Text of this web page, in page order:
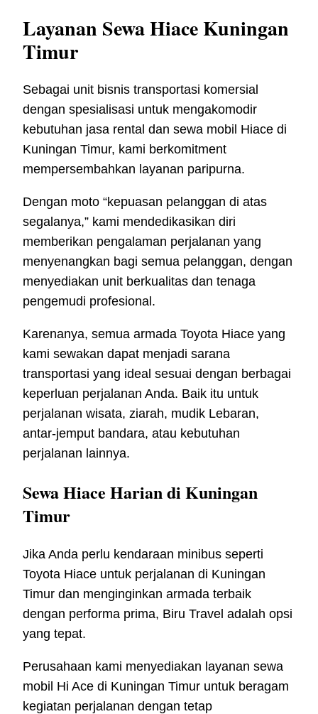
Layanan Sewa Hiace Kuningan
Timur
Sebagai unit bisnis transportasi komersial
dengan spesialisasi untuk mengakomodir
kebutuhan jasa rental dan sewa mobil Hiace di
Kuningan Timur, kami berkomitment
mempersembahkan layanan paripurna.
Dengan moto “kepuasan pelanggan di atas
segalanya,” kami mendedikasikan diri
memberikan pengalaman perjalanan yang
menyenangkan bagi semua pelanggan, dengan
menyediakan unit berkualitas dan tenaga
pengemudi profesional.
Karenanya, semua armada Toyota Hiace yang
kami sewakan dapat menjadi sarana
transportasi yang ideal sesuai dengan berbagai
keperluan perjalanan Anda. Baik itu untuk
perjalanan wisata, ziarah, mudik Lebaran,
antar-jemput bandara, atau kebutuhan
perjalanan lainnya.
Sewa Hiace Harian di Kuningan
Timur
Jika Anda perlu kendaraan minibus seperti
Toyota Hiace untuk perjalanan di Kuningan
Timur dan menginginkan armada terbaik
dengan performa prima, Biru Travel adalah opsi
yang tepat.
Perusahaan kami menyediakan layanan sewa
mobil Hi Ace di Kuningan Timur untuk beragam
kegiatan perjalanan dengan tetap